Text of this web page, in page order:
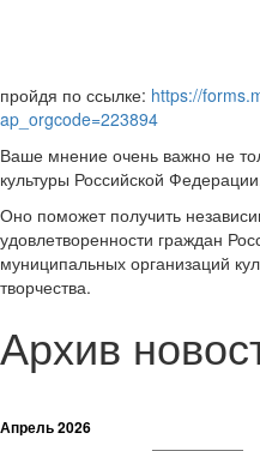
пройдя по ссылке: https://
ap_orgcode=223894
Ваше мнение очень важно не
культуры Российской
Оно поможет получить
удовлетворенности граждан
муниципальных организаций
творчества.
Архив
Апрель 2026